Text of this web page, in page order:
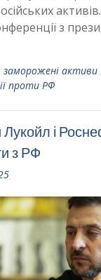
з
заморожені активи
проти РФ
Лукойл і
з РФ